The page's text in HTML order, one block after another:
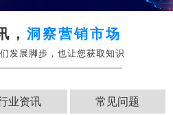
，洞察营销市场
发展脚步，也让您获取知识
业资讯 常见问题